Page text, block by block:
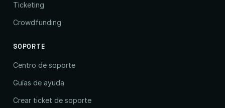
Ticketing
Crowdfunding
SOPORTE
Centro de soporte
Guías de ayuda
Crear ticket de soporte